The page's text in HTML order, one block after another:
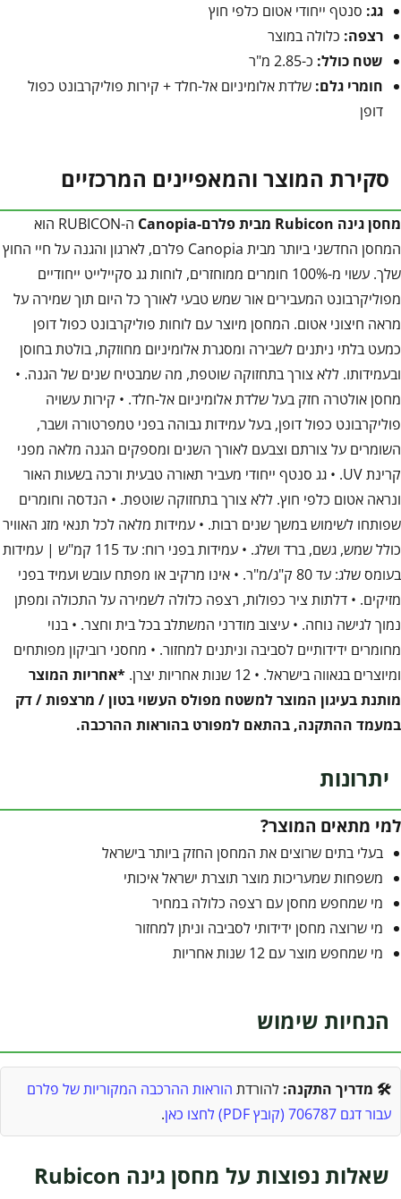
גג: סנטף ייחודי אטום כלפי חוץ
רצפה: כלולה במוצר
שטח כולל: כ-2.85 מ"ר
חומרי גלם: שלדת אלומיניום אל-חלד + קירות פוליקרבונט כפול
דופן
סקירת המוצר והמאפיינים המרכזיים
מחסן גינה Rubicon מבית פלרם-Canopia
ה-RUBICON הוא
המחסן החדשני ביותר מבית Canopia פלרם, לארגון והגנה על חיי החוץ
שלך. עשוי מ-100% חומרים ממוחזרים, לוחות גג סקיילייט ייחודיים
מפוליקרבונט המעבירים אור שמש טבעי לאורך כל היום תוך שמירה על
מראה חיצוני אטום. המחסן מיוצר עם לוחות פוליקרבונט כפול דופן
כמעט בלתי ניתנים לשבירה ומסגרת אלומיניום מחוזקת, בולטת בחוסן
ובעמידותו. ללא צורך בתחזוקה שוטפת, מה שמבטיח שנים של הגנה. •
מחסן אולטרה חזק בעל שלדת אלומיניום אל-חלד. • קירות עשויה
פוליקרבונט כפול דופן, בעל עמידות גבוהה בפני טמפרטורה ושבר,
השומרים על צורתם וצבעם לאורך השנים ומספקים הגנה מלאה מפני
קרינת UV. • גג סנטף ייחודי מעביר תאורה טבעית ורכה בשעות האור
ונראה אטום כלפי חוץ. ללא צורך בתחזוקה שוטפת. • הנדסה וחומרים
שפותחו לשימוש במשך שנים רבות. • עמידות מלאה לכל תנאי מזג האוויר
כולל שמש, גשם, ברד ושלג. • עמידות בפני רוח: עד 115 קמ"ש | עמידות
בעומס שלג: עד 80 ק"ג/מ"ר. • אינו מרקיב או מפתח עובש ועמיד בפני
מזיקים. • דלתות ציר כפולות, רצפה כלולה לשמירה על התכולה ומפתן
נמוך לגישה נוחה. • עיצוב מודרני המשתלב בכל בית וחצר. • בנוי
מחומרים ידידותיים לסביבה וניתנים למחזור. • מחסני רוביקון מפותחים
ומיוצרים בגאווה בישראל. • 12 שנות אחריות יצרן.
*אחריות המוצר
מותנת בעיגון המוצר למשטח מפולס העשוי בטון / מרצפות / דק
במעמד ההתקנה, בהתאם למפורט בהוראות ההרכבה.
יתרונות
למי מתאים המוצר?
בעלי בתים שרוצים את המחסן החזק ביותר בישראל
משפחות שמעריכות מוצר תוצרת ישראל איכותי
מי שמחפש מחסן עם רצפה כלולה במחיר
מי שרוצה מחסן ידידותי לסביבה וניתן למחזור
מי שמחפש מוצר עם 12 שנות אחריות
הנחיות שימוש
🛠️ מדריך התקנה: להורדת הוראות ההרכבה המקוריות של פלרם
עבור דגם 706787 (קובץ PDF) לחצו כאן
.
שאלות נפוצות על מחסן גינה Rubicon